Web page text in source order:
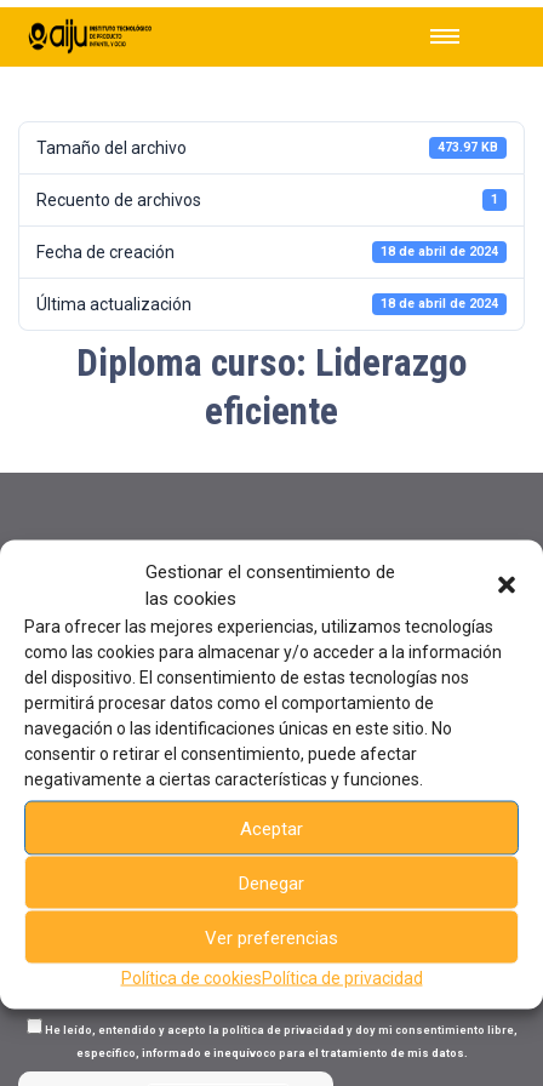
Gestionar el consentimiento de
las cookies
Para ofrecer las mejores experiencias, utilizamos tecnologías
como las cookies para almacenar y/o acceder a la información
del dispositivo. El consentimiento de estas tecnologías nos
permitirá procesar datos como el comportamiento de
navegación o las identificaciones únicas en este sitio. No
consentir o retirar el consentimiento, puede afectar
negativamente a ciertas características y funciones.
Aceptar
Denegar
Ver preferencias
Política de cookiesPolítica de privacidad
Tamaño del archivo 473.97 KB
Recuento de archivos 1
Fecha de creación 18 de abril de 2024
Última actualización 18 de abril de 2024
Diploma curso: Liderazgo
eficiente
Sedecentral
Avda. de la Industria 23
03440, Ibi, Alicante, España
Tel: +34 96 555 44 75 - Ext. 206
Suscríbete al boletín semanal de cursos
Tu nombre (requerido)
Tu correo electrónico (requerido)
He leído, entendido y acepto la política de privacidad y doy mi consentimiento libre,
específico, informado e inequívoco para el tratamiento de mis datos.